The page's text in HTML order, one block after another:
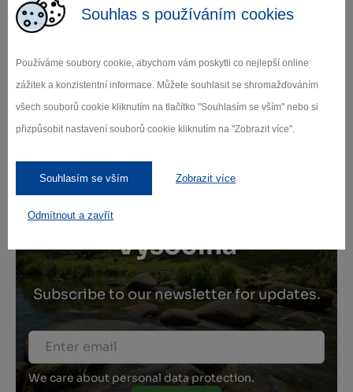
Souhlas s používáním cookies
Používáme soubory cookie, abychom vám poskytli co nejlepší online
zážitek a konzistentní informace. Můžete souhlasit se shromažďováním
všech souborů cookie kliknutím na tlačítko "Souhlasím se vším" nebo si
přizpůsobit nastavení souborů cookie kliknutím na "Zobrazit více".
Souhlasím se vším Zobrazit více
Odmítnout a zavřít
Leaflet| © Seznam.cz a.s. a další
Fall in love with
Vysočina
Subscribe to our newsletter for updates.
We care about personal data protection.